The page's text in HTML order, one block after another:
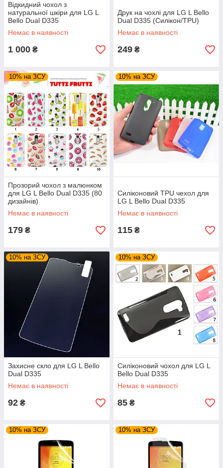
Відкидний чохол з
натуральної шкіри для LG L
Bello Dual D335
Немає в наявності
1 000 ₴
Друк на чохлі для LG L Bello
Dual D335 (Силікон/TPU)
Немає в наявності
249 ₴
10% на ЗСУ
Прозорий чохол з малюнком
для LG L Bello Dual D335 (80
дизайнів)
Немає в наявності
179 ₴
10% на ЗСУ
Силіконовий TPU чехол для
LG L Bello Dual D335
Немає в наявності
115 ₴
10% на ЗСУ
Захисне скло для LG L Bello
Dual D335
Немає в наявності
92 ₴
10% на ЗСУ
Силіконовий чохол для LG L
Bello Dual D335
Немає в наявності
85 ₴
10% на ЗСУ 10% на ЗСУ